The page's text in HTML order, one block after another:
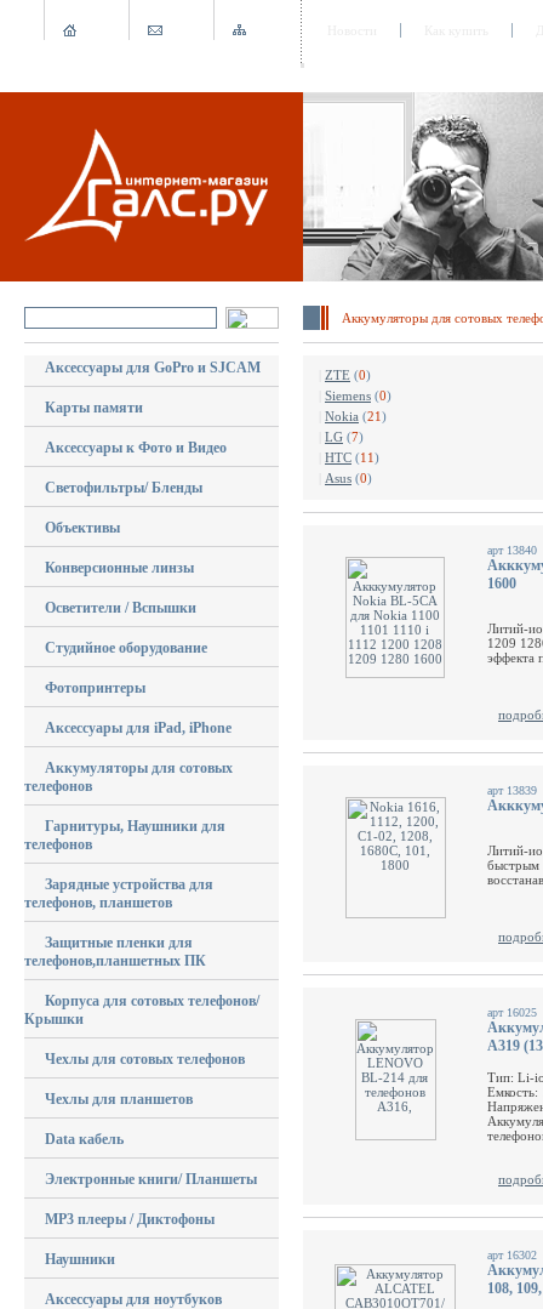
Аккумуляторы для сотовых
Аксессуары для GoPro и SJCAM
Карты памяти
Аксессуары к Фото и Видео
Светофильтры/ Бленды
Объективы
Конверсионные линзы
Осветители / Вспышки
Студийное оборудование
Фотопринтеры
Аксессуары для iPad, iPhone
Аккумуляторы для сотовых
телефонов
Гарнитуры, Наушники для
телефонов
Зарядные устройства для
телефонов, планшетов
Защитные пленки для
телефонов,планшетных ПК
Корпуса для сотовых телефонов/
Крышки
Чехлы для сотовых телефонов
Чехлы для планшетов
Data кабель
Электронные книги/ Планшеты
MP3 плееры / Диктофоны
Наушники
Аксессуары для ноутбуков
ZTE (0)
Siemens (0)
Nokia (21)
LG (7)
HTC (11)
Asus (0)
арт 13840
1600
Литий-
1209
эффекта
арт 13839
Литий-
быстрым
арт 16025
A319
Тип: Li-
арт 16302
108,